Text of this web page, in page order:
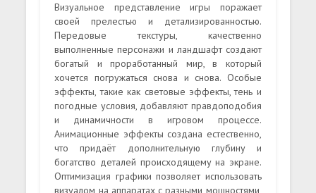
Визуальное представление игры поражает
своей прелестью и детализированностью.
Передовые текстуры, качественно
выполненные персонажи и ландшафт создают
богатый и проработанный мир, в который
хочется погружаться снова и снова. Особые
эффекты, такие как световые эффекты, тень и
погодные условия, добавляют правдоподобия
и динамичности в игровом процессе.
Анимационные эффекты создана естественно,
что придаёт дополнительную глубину и
богатство деталей происходящему на экране.
Оптимизация графики позволяет использовать
визуалом на аппаратах с разными мощностями,